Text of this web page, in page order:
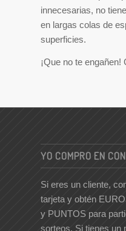
innecesarias, no
en largas colas de
superficies.
¡Que no te
YO COMPRO EN
Si eres un cliente,
tarjeta y obtén
y PUNTOS para
sorteos. Si tienes un